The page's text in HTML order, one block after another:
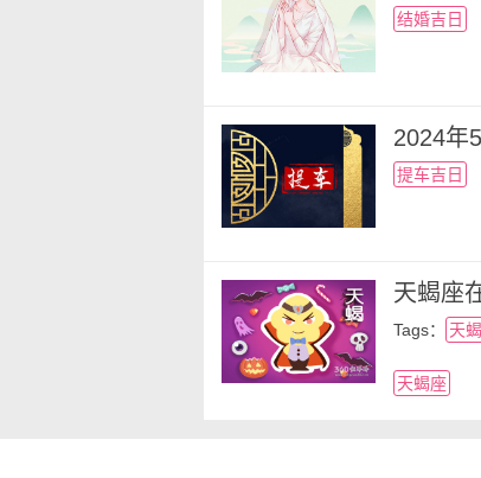
【阴历】二零二四年四
【冲煞】煞西
【喜神】西北
本月适合搬家的日子如上
关于搬家的小知识
1. 从风水上来看，厕所浴
门对着卫生间门，主财帛不
结婚吉日
2024年
提车吉日
天蝎座
Tags： 天
天蝎座